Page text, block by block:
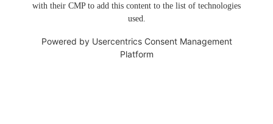
with their CMP to add this content to the list of technologies
used.
Powered by Usercentrics Consent Management
Platform